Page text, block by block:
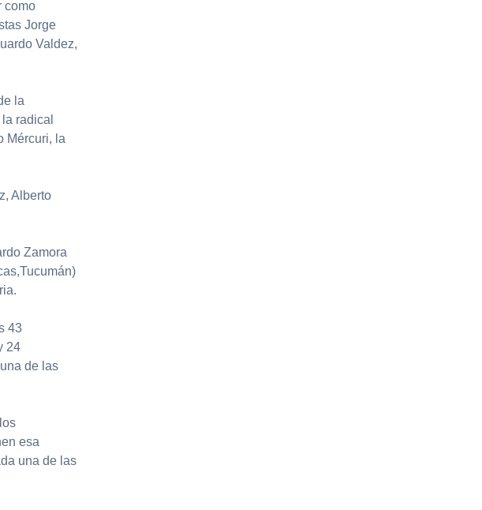
como
Jorge
Valdez,
la
radical
Mércuri, la
Alberto
Zamora
43
24
de las
esa
una de las